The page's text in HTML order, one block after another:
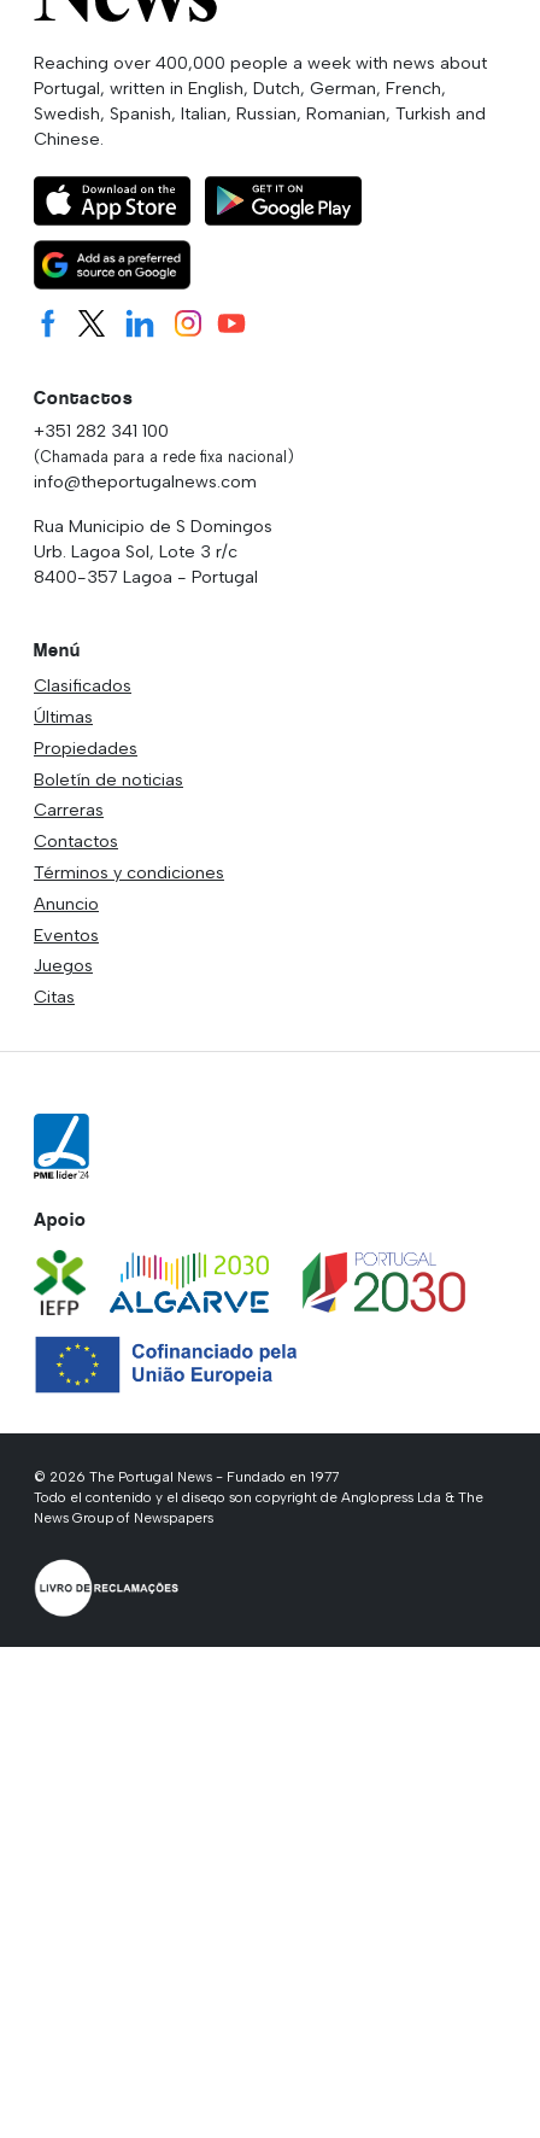
Reaching over 400,000 people a week with news about
Portugal, written in English, Dutch, German, French,
Swedish, Spanish, Italian, Russian, Romanian, Turkish and
Chinese.
Contactos
+351 282 341 100
(Chamada para a rede fixa nacional)
info@theportugalnews.com
Rua Municipio de S Domingos
Urb. Lagoa Sol, Lote 3 r/c
8400-357 Lagoa - Portugal
Menú
Clasificados
Últimas
Propiedades
Boletín de noticias
Carreras
Contactos
Términos y condiciones
Anuncio
Eventos
Juegos
Citas
Apoio
© 2026 The Portugal News - Fundado en 1977
Todo el contenido y el diseqo son copyright de Anglopress Lda & The
News Group of Newspapers